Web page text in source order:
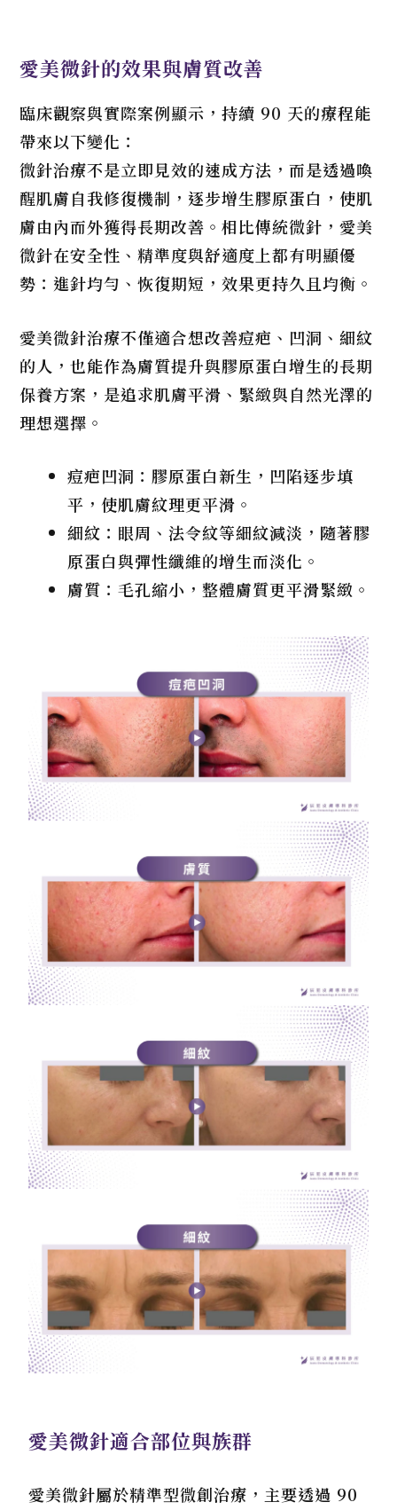
愛美微針的效果與膚質改善
臨床觀察與實際案例顯示，持續 90 天的療程能
帶來以下變化：
微針治療不是立即見效的速成方法，而是透過喚
醒肌膚自我修復機制，逐步增生膠原蛋白，使肌
膚由內而外獲得長期改善。相比傳統微針，愛美
微針在安全性、精準度與舒適度上都有明顯優
勢：進針均勻、恢復期短，效果更持久且均衡。
愛美微針治療不僅適合想改善痘疤、凹洞、細紋
的人，也能作為膚質提升與膠原蛋白增生的長期
保養方案，是追求肌膚平滑、緊緻與自然光澤的
理想選擇。
痘疤凹洞：膠原蛋白新生，凹陷逐步填
平，使肌膚紋理更平滑。
細紋：眼周、法令紋等細紋減淡，隨著膠
原蛋白與彈性纖維的增生而淡化。
膚質：毛孔縮小，整體膚質更平滑緊緻。
愛美微針適合部位與族群
愛美微針屬於精準型微創治療，主要透過 90